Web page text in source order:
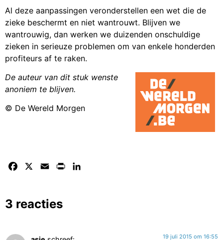
Al deze aanpassingen veronderstellen een wet die de
zieke beschermt en niet wantrouwt. Blijven we
wantrouwig, dan werken we duizenden onschuldige
zieken in serieuze problemen om van enkele honderden
profiteurs af te raken.
De auteur van dit stuk wenste
anoniem te blijven.
© De Wereld Morgen
Facebook Email Print
3 reacties
19 juli 2015 om 16:55